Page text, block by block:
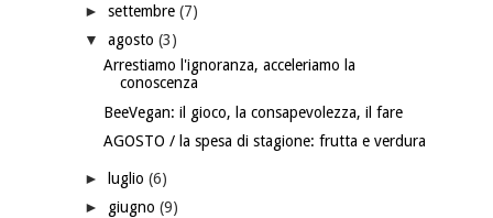
► settembre (7)
▼ agosto (3)
Arrestiamo l'ignoranza, acceleriamo la
conoscenza
BeeVegan: il gioco, la consapevolezza, il fare
AGOSTO / la spesa di stagione: frutta e verdura
► luglio (6)
► giugno (9)